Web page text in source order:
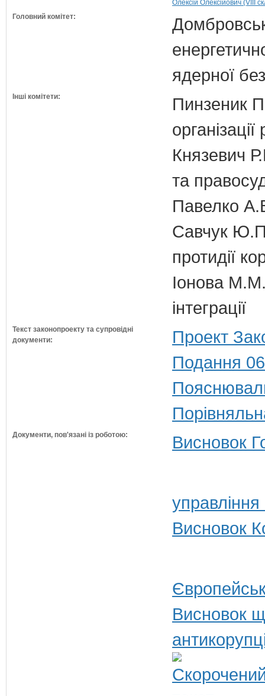
Олексій Олексійович (VIII
Головний комітет:
ядерної
Інші комітети:
Пинзеник
Князевич
та
Павелко
Савчук Ю.П.
протидії
Іонова М.М.
інтеграції
Текст законопроекту та супровідні
документи:
Проект
Подання
Документи, пов'язані із роботою: Висновок
Висновок
Висновок